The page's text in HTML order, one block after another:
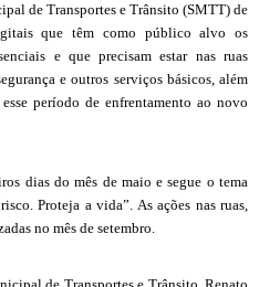
de Transportes e Trânsito (SMTT) de
que têm como público alvo os
e que precisam estar nas ruas
e outros serviços básicos, além
período de enfrentamento ao novo
dias do mês de maio e segue o tema
Proteja a vida”. As ações nas ruas,
no mês de setembro.